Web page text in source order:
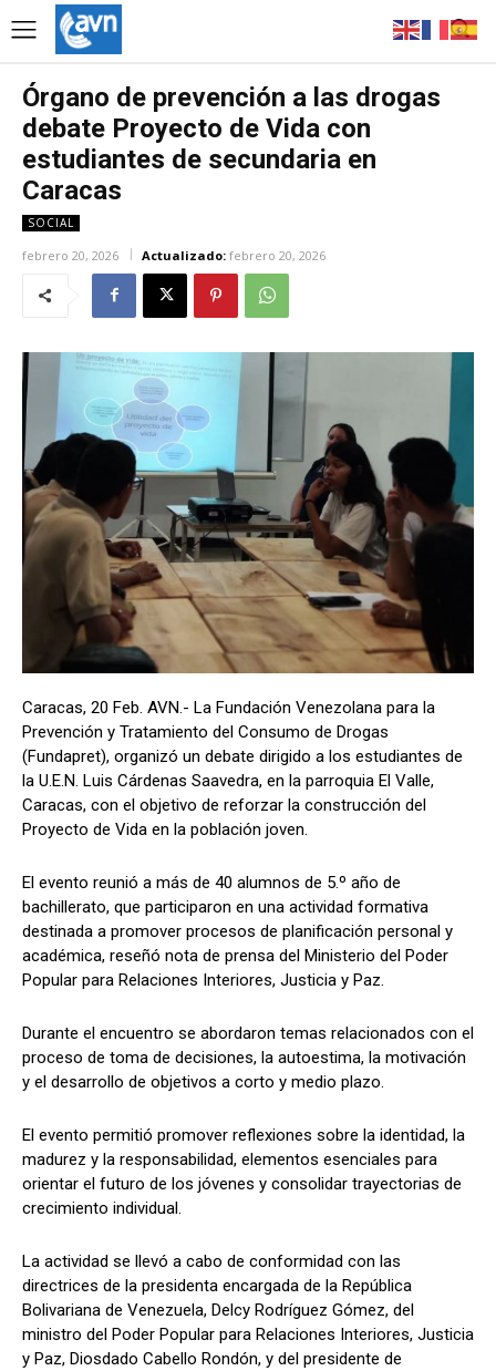
Órgano de prevención a las drogas
debate Proyecto de Vida con
estudiantes de secundaria en
Caracas
SOCIAL
febrero 20, 2026 Actualizado: febrero 20, 2026
Caracas, 20 Feb. AVN.- La Fundación Venezolana para la
Prevención y Tratamiento del Consumo de Drogas
(Fundapret), organizó un debate dirigido a los estudiantes de
la U.E.N. Luis Cárdenas Saavedra, en la parroquia El Valle,
Caracas, con el objetivo de reforzar la construcción del
Proyecto de Vida en la población joven.
El evento reunió a más de 40 alumnos de 5.º año de
bachillerato, que participaron en una actividad formativa
destinada a promover procesos de planificación personal y
académica, reseñó nota de prensa del Ministerio del Poder
Popular para Relaciones Interiores, Justicia y Paz.
Durante el encuentro se abordaron temas relacionados con el
proceso de toma de decisiones, la autoestima, la motivación
y el desarrollo de objetivos a corto y medio plazo.
El evento permitió promover reflexiones sobre la identidad, la
madurez y la responsabilidad, elementos esenciales para
orientar el futuro de los jóvenes y consolidar trayectorias de
crecimiento individual.
La actividad se llevó a cabo de conformidad con las
directrices de la presidenta encargada de la República
Bolivariana de Venezuela, Delcy Rodríguez Gómez, del
ministro del Poder Popular para Relaciones Interiores, Justicia
y Paz, Diosdado Cabello Rondón, y del presidente de